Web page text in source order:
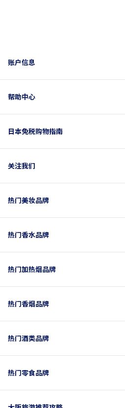
账户信息
帮助中心
日本免税购物指南
关注我们
热门美妆品牌
热门香水品牌
热门加热烟品牌
热门香烟品牌
热门酒类品牌
热门零食品牌